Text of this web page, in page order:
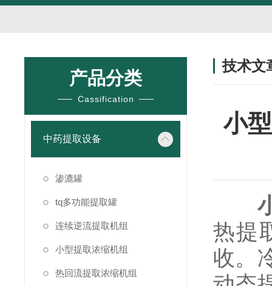
技术文
小
热提
收。
产品分类
Cassification
中药提取设备
渗漉罐
tq多功能提取罐
连续逆流提取机组
小型提取浓缩机组
热回流提取浓缩机组